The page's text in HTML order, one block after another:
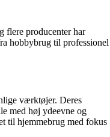
flere producenter har
hobbybrug til professionel
værktøjer. Deres
med høj ydeevne og
til hjemmebrug med fokus